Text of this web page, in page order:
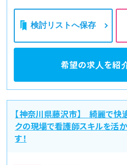
検討リストへ保存
希望の求人を紹
【神奈川県藤沢市】 綺麗で
クの現場で看護師スキルを活
す！